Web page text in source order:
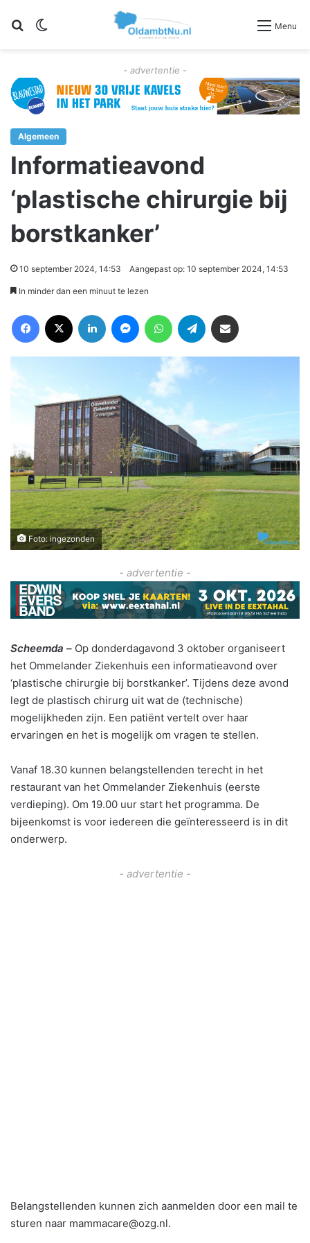
Zoeken Menu
- advertentie -
Algemeen
Informatieavond
‘plastische chirurgie bij
borstkanker’
10 september 2024, 14:53 Aangepast op: 10 september 2024, 14:53
In minder dan een minuut te lezen
Foto: ingezonden
- advertentie -
Scheemda – Op donderdagavond 3 oktober organiseert
het Ommelander Ziekenhuis een informatieavond over
‘plastische chirurgie bij borstkanker’. Tijdens deze avond
legt de plastisch chirurg uit wat de (technische)
mogelijkheden zijn. Een patiënt vertelt over haar
ervaringen en het is mogelijk om vragen te stellen.
Vanaf 18.30 kunnen belangstellenden terecht in het
restaurant van het Ommelander Ziekenhuis (eerste
verdieping). Om 19.00 uur start het programma. De
bijeenkomst is voor iedereen die geïnteresseerd is in dit
onderwerp.
- advertentie -
Belangstellenden kunnen zich aanmelden door een mail te
sturen naar mammacare@ozg.nl.